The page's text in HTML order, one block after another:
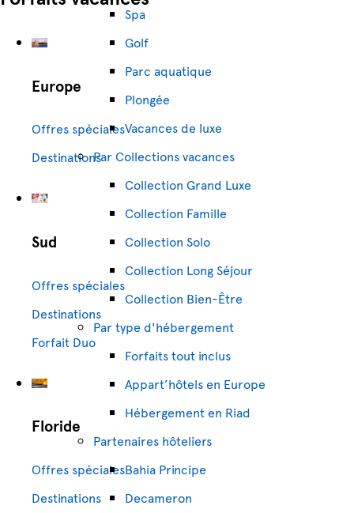
Spa
Golf
Parc aquatique
Plongée
Vacances de luxe
Par Collections vacances
Collection Grand Luxe
Collection Famille
Collection Solo
Collection Long Séjour
Collection Bien-Être
Par type d'hébergement
Forfaits tout inclus
Appart’hôtels en Europe
Hébergement en Riad
Partenaires hôteliers
Bahia Principe
Decameron
Europe
Offres spéciales
Destinations
Sud
Offres spéciales
Destinations
Forfait Duo
Floride
Offres spéciales
Destinations